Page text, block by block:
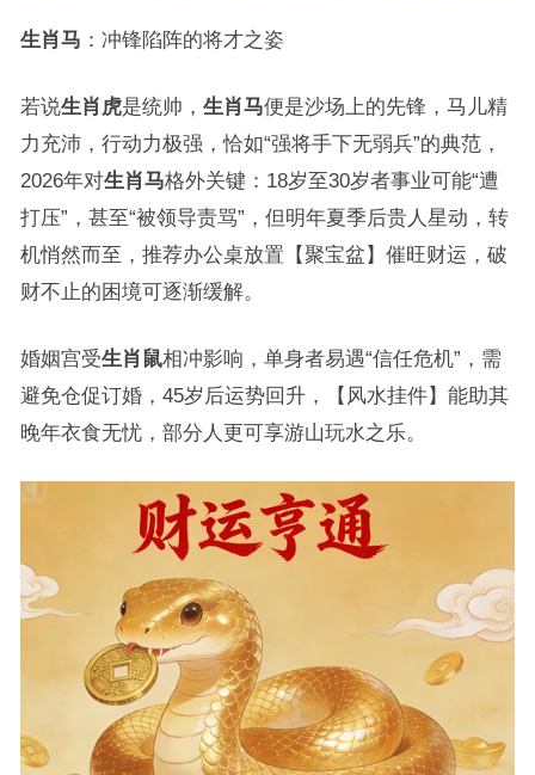
生肖马 ：冲锋陷阵的将才之姿
若说生肖虎是统帅， 生肖马便是沙场上的先锋，马儿精
力充沛，行动力极强，恰如“强将手下无弱兵”的典范，
2026年对生肖马格外关键：18岁至30岁者事业可能“遭
打压”，甚至“被领导责骂”，但明年夏季后贵人星动，转
机悄然而至，推荐办公桌放置【聚宝盆】催旺财运，破
财不止的困境可逐渐缓解。
婚姻宫受生肖鼠相冲影响，单身者易遇“信任危机”，需
避免仓促订婚，45岁后运势回升，【风水挂件】能助其
晚年衣食无忧，部分人更可享游山玩水之乐。